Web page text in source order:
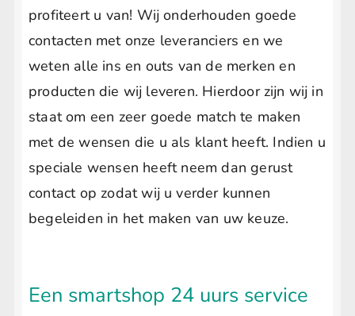
profiteert u van! Wij onderhouden goede
contacten met onze leveranciers en we
weten alle ins en outs van de merken en
producten die wij leveren. Hierdoor zijn wij in
staat om een zeer goede match te maken
met de wensen die u als klant heeft. Indien u
speciale wensen heeft neem dan gerust
contact op zodat wij u verder kunnen
begeleiden in het maken van uw keuze.
Een smartshop 24 uurs service